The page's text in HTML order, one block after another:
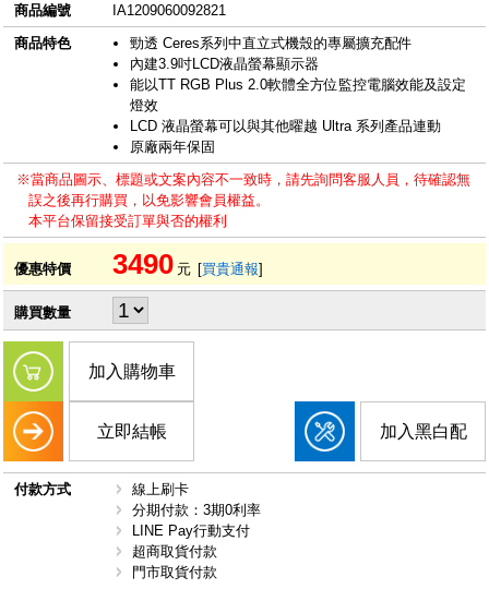
商品編號
IA1209060092821
商品特色
勁透 Ceres系列中直立式機殼的專屬擴充配件
內建3.9吋LCD液晶螢幕顯示器
能以TT RGB Plus 2.0軟體全方位監控電腦效能及設定
燈效
LCD 液晶螢幕可以與其他曜越 Ultra 系列產品連動
原廠兩年保固
※當商品圖示、標題或文案內容不一致時，請先詢問客服人員，待確認無
誤之後再行購買，以免影響會員權益。
本平台保留接受訂單與否的權利
優惠特價 3490 元 [買貴通報]
購買數量
加入購物車
立即結帳 加入黑白配
付款方式
線上刷卡
分期付款：3期0利率
LINE Pay行動支付
超商取貨付款
門市取貨付款